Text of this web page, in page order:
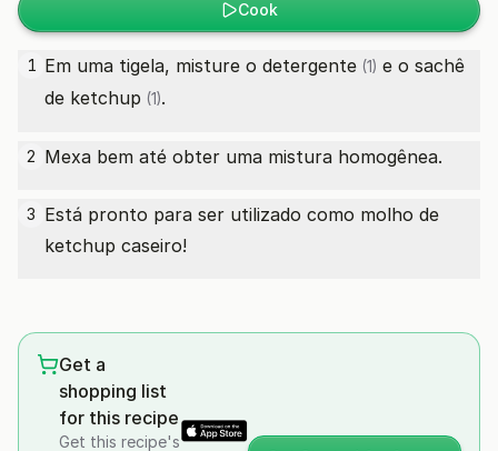
Cook
1 Em uma tigela, misture o detergente (1) e o sachê
de ketchup (1).
2 Mexa bem até obter uma mistura homogênea.
3 Está pronto para ser utilizado como molho de
ketchup caseiro!
Get a
shopping list
for this recipe
Get this recipe's